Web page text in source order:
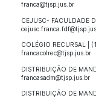
franca@tjsp.jus.br
CEJUSC- FACULDADE
COLÉGIO RECURSAL |
francacolrec@tjsp.jus.br
DISTRIBUIÇÃO DE
francasadm@tjsp.jus.br
DISTRIBUIÇÃO DE